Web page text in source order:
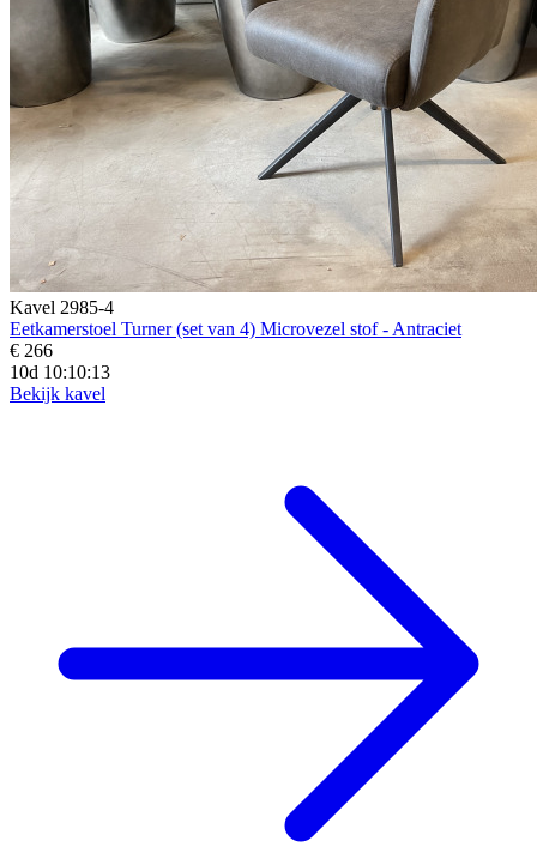
Kavel 2985-4
Eetkamerstoel Turner (set van 4) Microvezel stof - Antraciet
€ 266
10d 10:10:11
Bekijk kavel